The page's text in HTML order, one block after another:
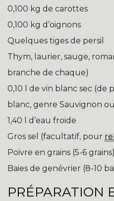
0,100 kg de carottes
0,100 kg d’oignons
Quelques tiges de persil
Thym, laurier, sauge,
branche de chaque)
0,10 l de vin blanc sec (de
blanc, genre Sauvignon
1,40 l d’eau froide
Gros sel (facultatif, pour
Poivre en grains (5-6 grains)
Baies de genévrier (8-10
PRÉPARATION